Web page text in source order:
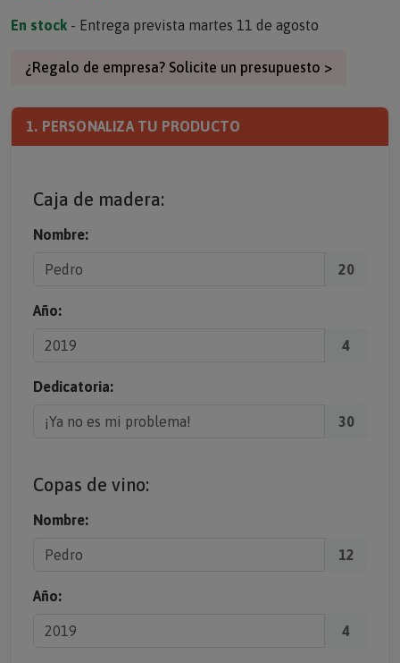
En stock - Entrega prevista martes 11 de agosto
¿Regalo de empresa? Solicite un presupuesto >
1. PERSONALIZA TU PRODUCTO
Caja de madera:
Nombre:
20
Año:
4
Dedicatoria:
30
Copas de vino:
Nombre:
12
Año:
4